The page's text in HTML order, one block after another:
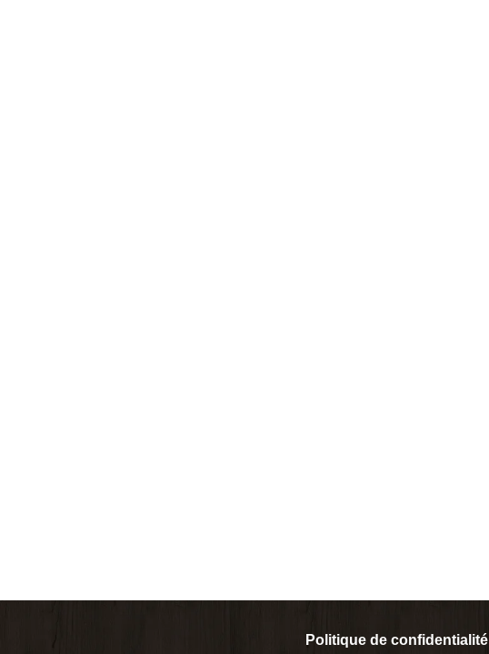
Politique de confidentialité